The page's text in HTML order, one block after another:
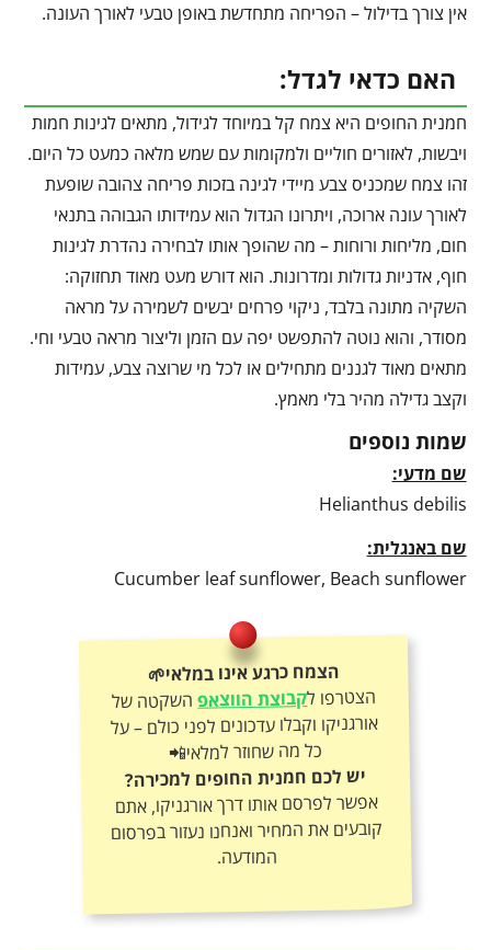
אין צורך בדילול – הפריחה מתחדשת באופן טבעי לאורך העונה.
האם כדאי לגדל:
חמנית החופים היא צמח קל במיוחד לגידול, מתאים לגינות חמות
ויבשות, לאזורים חוליים ולמקומות עם שמש מלאה כמעט כל היום.
זהו צמח שמכניס צבע מיידי לגינה בזכות פריחה צהובה שופעת
לאורך עונה ארוכה, ויתרונו הגדול הוא עמידותו הגבוהה בתנאי
חום, מליחות ורוחות – מה שהופך אותו לבחירה נהדרת לגינות
חוף, אדניות גדולות ומדרונות. הוא דורש מעט מאוד תחזוקה:
השקיה מתונה בלבד, ניקוי פרחים יבשים לשמירה על מראה
מסודר, והוא נוטה להתפשט יפה עם הזמן וליצור מראה טבעי וחי.
מתאים מאוד לגננים מתחילים או לכל מי שרוצה צבע, עמידות
וקצב גדילה מהיר בלי מאמץ.
שמות נוספים
שם מדעי:
Helianthus debilis
שם באנגלית:
Cucumber leaf sunflower, Beach sunflower
הצמח כרגע אינו במלאי🌱
הצטרפו לקבוצת הווצאפהשקטה של
אורגניקו וקבלו עדכונים לפני כולם – על
כל מה שחוזר למלאי📲
יש לכם חמנית החופים למכירה?
אפשר לפרסם אותו דרך אורגניקו, אתם
קובעים את המחיר ואנחנו נעזור בפרסום
המודעה.